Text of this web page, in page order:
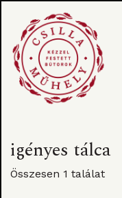
igényes tálca
Összesen 1 találat